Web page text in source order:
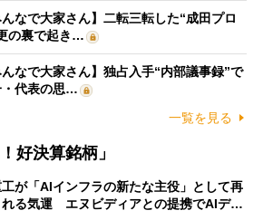
んなで大家さん】二転三転した“成田プロ
の裏で起き…
んなで大家さん】独占入手“内部議事録”で
・代表の思…
一覧を見る
好決算銘柄」
が「AIインフラの新たな主役」として再
れる気運 エヌビディアとの提携でAIデ…